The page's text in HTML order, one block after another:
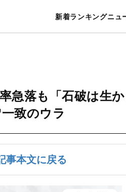
新着ランキングニュ
暮らし スポーツ
急落も「石破は生
致のウラ
事本文に戻る